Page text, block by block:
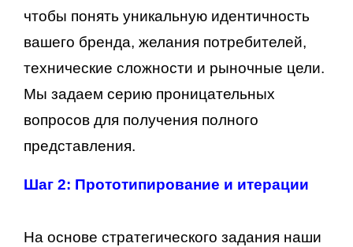
чтобы понять уникальную идентичность
вашего бренда, желания потребителей,
технические сложности и рыночные цели.
Мы задаем серию проницательных
вопросов для получения полного
представления.
Шаг 2: Прототипирование и итерации
На основе стратегического задания наши